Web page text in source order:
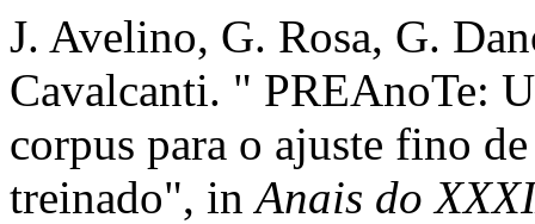
J. Avelino, G. Rosa, G.
Cavalcanti. " PREAnoTe:
corpus para o ajuste fino
treinado", inAnais do